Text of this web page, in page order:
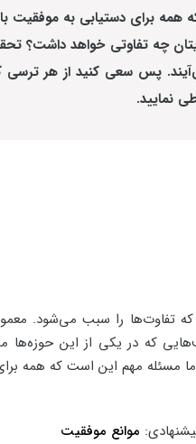
همه برای دستیابی به موفقیت
چه تفاوتی خواهد داشت؟
پس سعی کنید از هر
نمایید.
را سبب می‌شود. معمولاً
که در یکی از این
مسئله مهم این است که همه
موانع موفقیت